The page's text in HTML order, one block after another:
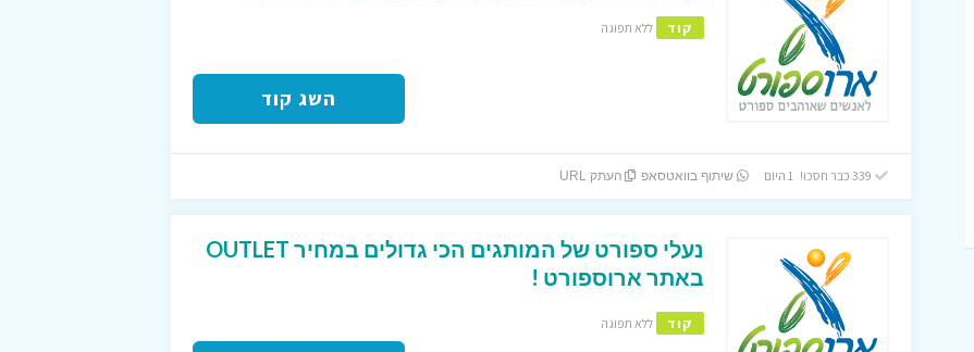
קוד ללא תפוגה
השג קוד
שיתוף בוואטסאפ העתק URL
נעלי ספורט של המותגים הכי גדולים במחיר OUTLET
באתר ארוספורט !
קוד ללא תפוגה